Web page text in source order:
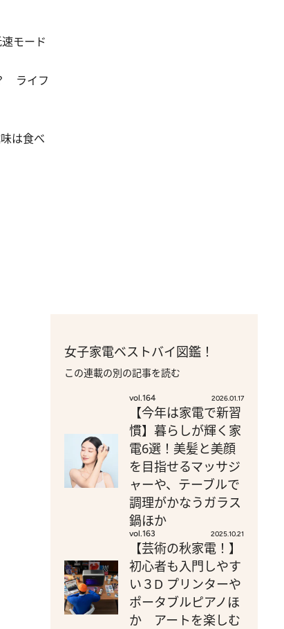
モード
ライフ
は食べ
女子家電ベストバイ図鑑！
この連載の別の記事を読む
vol.164 2026.01.17
【今年は家電で新習
慣】暮らしが輝く家
電6選！美髪と美顔
を目指せるマッサジ
ャーや、テーブルで
調理がかなうガラス
鍋ほか
vol.163 2025.10.21
【芸術の秋家電！】
初心者も入門しやす
い３D プリンターや
ポータブルピアノほ
か アートを楽しむ